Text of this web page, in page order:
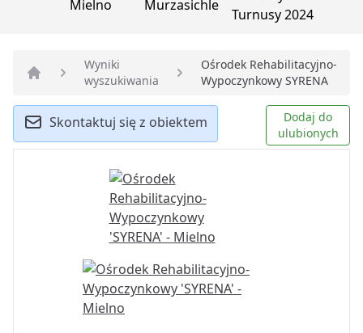
Strona główna
Wyniki
wyszukiwania
Ośrodek Rehabilitacyjno-
Wypoczynkowy SYRENA
Skontaktuj się z obiektem
Dodaj do
ulubionych